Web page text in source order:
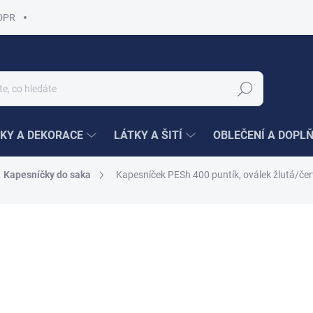
Hledat
A DEKORACE LÁTKY A ŠITÍ OBLEČENÍ A
Kapesníčky do saka Kapesníček PESh 400 puntík, oválek žlutá/